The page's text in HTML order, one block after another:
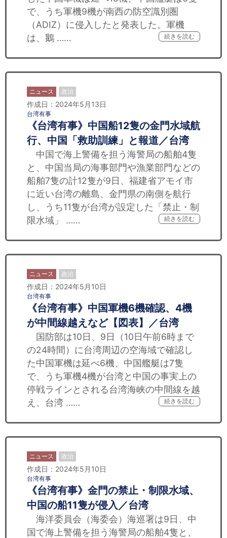
で、うち軍機9機が南西の防空識別圏
（ADIZ）に侵入したと発表した。軍機
は、鵝 ……
続きを読む
ニュース 政治
作成日：2024年5月13日
台湾有事
《台湾有事》中国船12隻の金門水域航
行、中国「救助訓練」と報道／台湾
中国で海上警備を担う海警局の船舶4隻
と、中国当局の海事部門や漁業部門などの
船舶7隻の計12隻が9日、福建省アモイ市
に近い台湾の離島、金門県の南側を航行
し、うち11隻が台湾が設定した「禁止・制
限水域」 ……
続きを読む
ニュース 政治
作成日：2024年5月10日
台湾有事
《台湾有事》中国軍機6機確認、4機
が中間線越えなど【図表】／台湾
国防部は10日、9日（10日午前6時まで
の24時間）に台湾周辺の空海域で確認し
た中国軍機は延べ6機、中国艦艇は7隻
で、うち軍機4機が台湾と中国の事実上の
停戦ラインとされる台湾海峡の中間線を越
え、台湾 ……
続きを読む
ニュース 政治
作成日：2024年5月10日
台湾有事
《台湾有事》金門の禁止・制限水域、
中国の船11隻が侵入／台湾
海洋委員会（海委会）海巡署は9日、中
国で海上警備を担う海警局の船舶4隻と、